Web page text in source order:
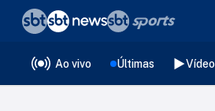
Ao vivo Últimas
❮voltar
Editorias